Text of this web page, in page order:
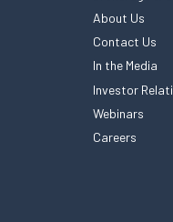
About Us
Contact Us
In the Media
Investor
Webinars
Careers